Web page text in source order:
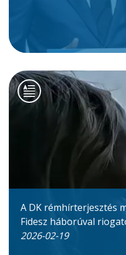
A DK rémhírterjesztés
Fidesz háborúval
2026-02-19